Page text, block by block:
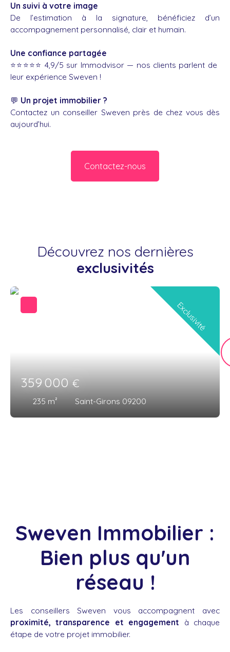
Un suivi à votre image
De l’estimation à la signature, bénéficiez d’un
accompagnement personnalisé, clair et humain.
Une confiance partagée
⭐️⭐️⭐️⭐️⭐️ 4,9/5 sur Immodvisor — nos clients parlent de
leur expérience Sweven !
💬 Un projet immobilier ?
Contactez un conseiller Sweven près de chez vous dès
aujourd’hui.
Contactez-nous
Découvrez nos dernières
exclusivités
359 000€
235 m² Saint-Girons 09200
Exclusivité
Sweven Immobilier :
Bien plus qu'un
réseau !
Les conseillers Sweven vous accompagnent avec
proximité, transparence et engagement à chaque
étape de votre projet immobilier.